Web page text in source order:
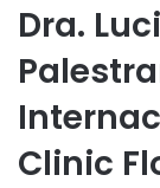
Dra.
Clinic